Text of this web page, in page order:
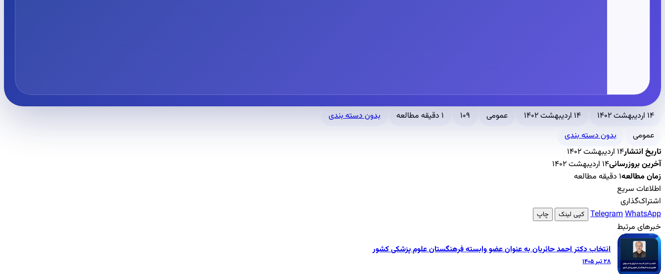
۱۴ اردیبهشت ۱۴۰۲ ۱۴ اردیبهشت ۱۴۰۲ عمومی ۱۰۹ ۱ دقیقه مطالعه
بدون دسته بندی
عمومی
بدون دسته بندی
تاریخ انتشار۱۴ اردیبهشت ۱۴۰۲
آخرین بروزرسانی۱۴ اردیبهشت ۱۴۰۲
زمان مطالعه۱ دقیقه مطالعه
اطلاعات سریع
اشتراک‌گذاری
TelegramWhatsApp کپی لینک چاپ
خبرهای مرتبط
انتخاب دکتر احمد حائریان به عنوان عضو وابسته فرهنگستان علوم پزشکی کشور
۲۸ تیر ۱۴۰۵